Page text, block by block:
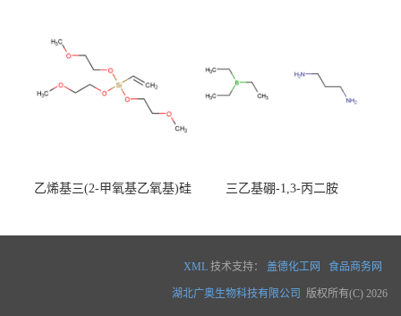
乙烯基三(2-甲氧基乙氧基)硅
三乙基硼-1,3-丙二胺
XML 技术支持： 盖德化工网 食品商务网
湖北广奥生物科技有限公司 版权所有(C) 2026